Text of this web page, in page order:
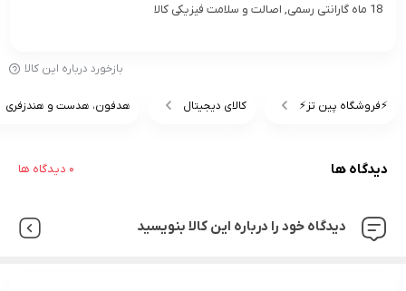
18 ماه گارانتی رسمی, اصالت و سلامت فیزیکی کالا
بازخورد درباره این کالا
⚡️فروشگاه پین تز⚡️ کالای دیجیتال هدفون، هدست و هندزفری
دیدگاه ها 0 دیدگاه ها
دیدگاه خود را درباره این کالا بنویسید